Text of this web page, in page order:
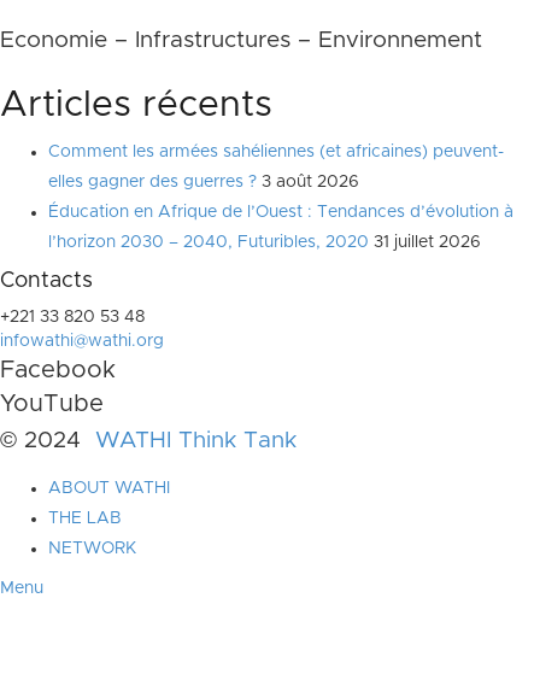
Economie – Infrastructures – Environnement
Articles récents
Comment les armées sahéliennes (et africaines) peuvent-
elles gagner des guerres ? 3 août 2026
Éducation en Afrique de l’Ouest : Tendances d’évolution à
l’horizon 2030 – 2040, Futuribles, 2020 31 juillet 2026
Contacts
+221 33 820 53 48
infowathi@wathi.org
Facebook
YouTube
© 2024 WATHI Think Tank
ABOUT WATHI
THE LAB
NETWORK
Menu